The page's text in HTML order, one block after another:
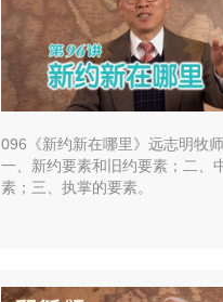
096《新约新在哪里》远志明牧师
一、新约要素和旧约要素；二、
素；三、执掌的要素。